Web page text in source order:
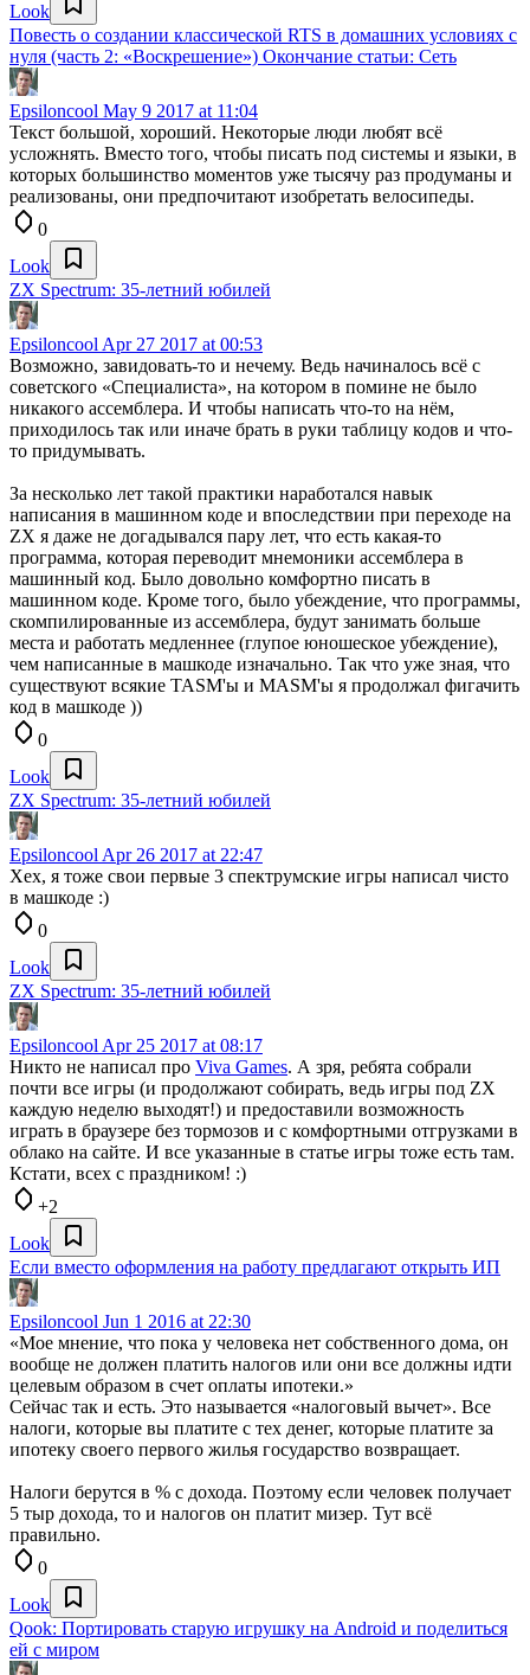
Look
Повесть о создании классической RTS в домашних условиях с
нуля (часть 2: «Воскрешение») Окончание статьи: Сеть
Epsiloncool May 9 2017 at 11:04
Текст большой, хороший. Некоторые люди любят всё
усложнять. Вместо того, чтобы писать под системы и языки, в
которых большинство моментов уже тысячу раз продуманы и
реализованы, они предпочитают изобретать велосипеды.
0
Look
ZX Spectrum: 35-летний юбилей
Epsiloncool Apr 27 2017 at 00:53
Возможно, завидовать-то и нечему. Ведь начиналось всё с
советского «Специалиста», на котором в помине не было
никакого ассемблера. И чтобы написать что-то на нём,
приходилось так или иначе брать в руки таблицу кодов и что-
то придумывать.
За несколько лет такой практики наработался навык
написания в машинном коде и впоследствии при переходе на
ZX я даже не догадывался пару лет, что есть какая-то
программа, которая переводит мнемоники ассемблера в
машинный код. Было довольно комфортно писать в
машинном коде. Кроме того, было убеждение, что программы,
скомпилированные из ассемблера, будут занимать больше
места и работать медленнее (глупое юношеское убеждение),
чем написанные в машкоде изначально. Так что уже зная, что
существуют всякие TASM'ы и MASM'ы я продолжал фигачить
код в машкоде ))
0
Look
ZX Spectrum: 35-летний юбилей
Epsiloncool Apr 26 2017 at 22:47
Хех, я тоже свои первые 3 спектрумские игры написал чисто
в машкоде :)
0
Look
ZX Spectrum: 35-летний юбилей
Epsiloncool Apr 25 2017 at 08:17
Никто не написал про Viva Games. А зря, ребята собрали
почти все игры (и продолжают собирать, ведь игры под ZX
каждую неделю выходят!) и предоставили возможность
играть в браузере без тормозов и с комфортными отгрузками в
облако на сайте. И все указанные в статье игры тоже есть там.
Кстати, всех с праздником! :)
+2
Look
Если вместо оформления на работу предлагают открыть ИП
Epsiloncool Jun 1 2016 at 22:30
«Мое мнение, что пока у человека нет собственного дома, он
вообще не должен платить налогов или они все должны идти
целевым образом в счет оплаты ипотеки.»
Сейчас так и есть. Это называется «налоговый вычет». Все
налоги, которые вы платите с тех денег, которые платите за
ипотеку своего первого жилья государство возвращает.
Налоги берутся в % с дохода. Поэтому если человек получает
5 тыр дохода, то и налогов он платит мизер. Тут всё
правильно.
0
Look
Qook: Портировать старую игрушку на Android и поделиться
ей с миром